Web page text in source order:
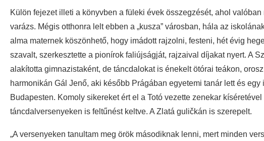
Külön fejezet illeti a könyvben a füleki évek összegzését, ahol
varázs. Mégis otthonra lelt ebben a „kusza” városban, hála az
alma maternek köszönhető, hogy imádott rajzolni, festeni, hét évig
szavalt, szerkesztette a pionírok faliújságját, rajzaival díjakat nyert. A
alakította gimnazistaként, de táncdalokat is énekelt ötórai teákon,
harmonikán Gál Jenő, aki később Prágában egyetemi tanár lett és
Budapesten. Komoly sikereket ért el a Totó vezette zenekar
táncdalversenyeken is feltűnést keltve. A Zlatá guličkán is szerepelt.
„A versenyeken tanultam meg örök másodiknak lenni, mert minden